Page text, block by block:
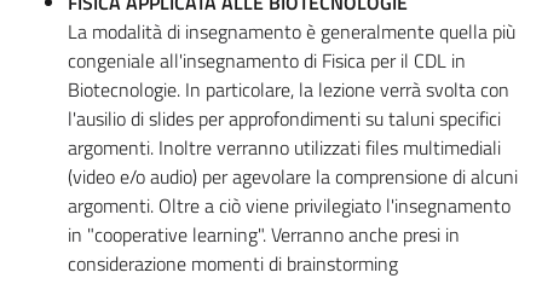
La modalità di insegnamento è generalmente quella più
congeniale all'insegnamento di Fisica per il CDL in
Biotecnologie. In particolare, la lezione verrà svolta con
l'ausilio di slides per approfondimenti su taluni specifici
argomenti. Inoltre verranno utilizzati files multimediali
(video e/o audio) per agevolare la comprensione di alcuni
argomenti. Oltre a ciò viene privilegiato l'insegnamento
in "cooperative learning". Verranno anche presi in
considerazione momenti di brainstorming